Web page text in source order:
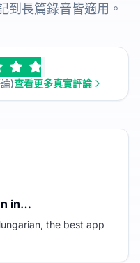
到長篇錄音皆適用。
)查看更多真實評論
in…
the best app